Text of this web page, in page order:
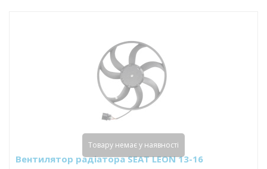
Вентилятор радіатора SEAT LEON 13-16
Товару немає у наявності